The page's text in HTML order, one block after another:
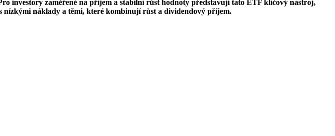
investory zaměřené na příjem a stabilní růst hodnoty představují tato ETF klíčový nástroj,
nízkými náklady a těmi, které kombinují růst a dividendový příjem.